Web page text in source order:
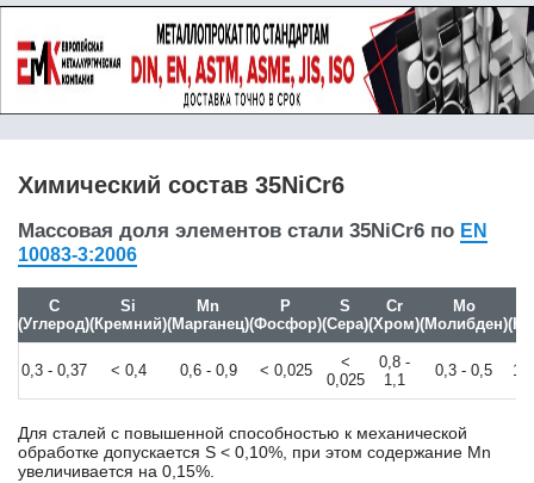
38Si7
38SMn28
38SMnPb28
38Х2МЮА
38Х2Н2МА
38ХА
38ХГН
38ХН3МА
38ХН3МФА
38ХС
38ХФР
39MnCrB6-2
39NiCrMo3
3Х3М3Ф
40
Химический состав 35NiCr6
Массовая доля элементов стали 35NiCr6 по EN
10083-3:2006
C
(Углерод)
Si
(Кремний)
Mn
(Марганец)
P
(Фосфор)
S
(Сера)
Cr
(Хром)
Mo
(Молибден)
0,3 - 0,37 < 0,4 0,6 - 0,9 < 0,025
<
0,025
0,8 -
1,1
0,3 - 0,5
Для сталей с повышенной способностью к механической
обработке допускается S < 0,10%, при этом содержание Mn
увеличивается на 0,15%.